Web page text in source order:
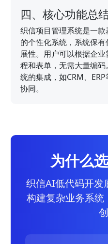
四、核心功能总
织信项目管理系统是一
的个性化系统，系统保
展性。用户可以根据企
程和表单，无需大量编
统的集成，如CRM、
协同。
为什么
织信AI低代码开发
构建复杂业务系